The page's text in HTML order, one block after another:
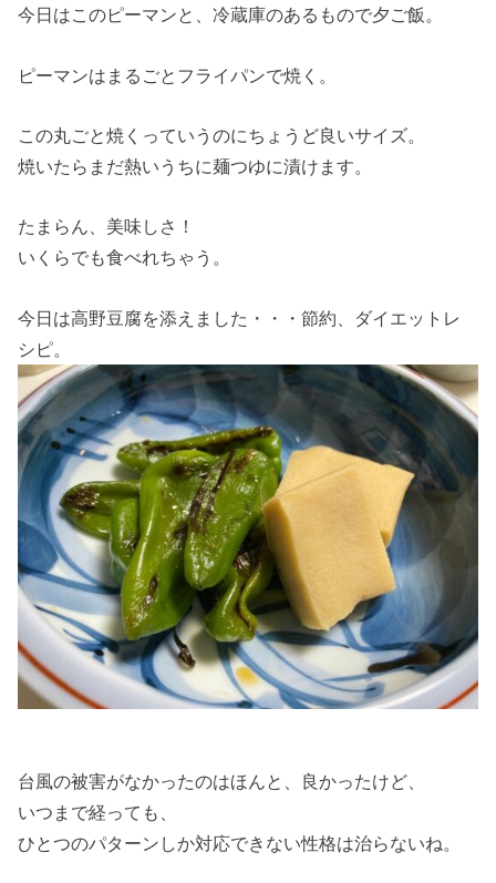
今日はこのピーマンと、冷蔵庫のあるもので夕ご飯。
ピーマンはまるごとフライパンで焼く。
この丸ごと焼くっていうのにちょうど良いサイズ。
焼いたらまだ熱いうちに麺つゆに漬けます。
たまらん、美味しさ！
いくらでも食べれちゃう。
今日は高野豆腐を添えました・・・節約、ダイエットレ
シピ。
台風の被害がなかったのはほんと、良かったけど、
いつまで経っても、
ひとつのパターンしか対応できない性格は治らないね。